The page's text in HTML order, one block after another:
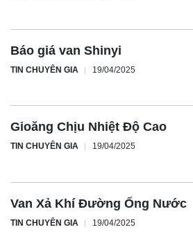
Báo giá van Shinyi
TIN CHUYÊN GIA 19/04/2025
Gioăng Chịu Nhiệt Độ Cao
TIN CHUYÊN GIA 19/04/2025
Van Xả Khí Đường Ống Nước
TIN CHUYÊN GIA 19/04/2025